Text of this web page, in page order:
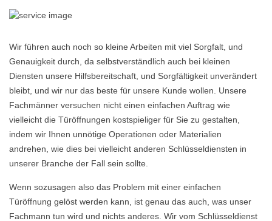
Wir führen auch noch so kleine Arbeiten mit viel Sorgfalt, und
Genauigkeit durch, da selbstverständlich auch bei kleinen
Diensten unsere Hilfsbereitschaft, und Sorgfältigkeit unverändert
bleibt, und wir nur das beste für unsere Kunde wollen. Unsere
Fachmänner versuchen nicht einen einfachen Auftrag wie
vielleicht die Türöffnungen kostspieliger für Sie zu gestalten,
indem wir Ihnen unnötige Operationen oder Materialien
andrehen, wie dies bei vielleicht anderen Schlüsseldiensten in
unserer Branche der Fall sein sollte.
Wenn sozusagen also das Problem mit einer einfachen
Türöffnung gelöst werden kann, ist genau das auch, was unser
Fachmann tun wird und nichts anderes. Wir vom Schlüsseldienst